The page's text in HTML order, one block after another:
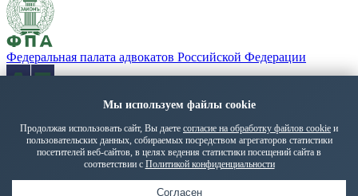
Федеральная палата адвокатов Российской Федерации
«Адвокатская газета» - орган Федеральной палаты адвокатов
Политика обработки персональных данных
© 2026 ПМГА. Все права защищены.
Срочный выезд Адвокаты
Мы используем файлы cookie
Продолжая использовать сайт, Вы даете согласие на обработку файлов cookie и
пользовательских данных, собираемых посредством агрегаторов статистики
посетителей веб-сайтов, в целях ведения статистики посещений сайта в
соответствии с Политикой конфиденциальности
Согласен